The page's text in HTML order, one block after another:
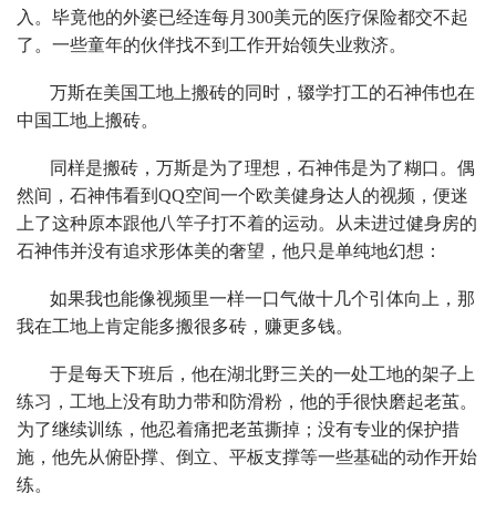
入。毕竟他的外婆已经连每月300美元的医疗保险都交不起
了。一些童年的伙伴找不到工作开始领失业救济。
万斯在美国工地上搬砖的同时，辍学打工的石神伟也在
中国工地上搬砖。
同样是搬砖，万斯是为了理想，石神伟是为了糊口。偶
然间，石神伟看到QQ空间一个欧美健身达人的视频，便迷
上了这种原本跟他八竿子打不着的运动。从未进过健身房的
石神伟并没有追求形体美的奢望，他只是单纯地幻想：
如果我也能像视频里一样一口气做十几个引体向上，那
我在工地上肯定能多搬很多砖，赚更多钱。
于是每天下班后，他在湖北野三关的一处工地的架子上
练习，工地上没有助力带和防滑粉，他的手很快磨起老茧。
为了继续训练，他忍着痛把老茧撕掉；没有专业的保护措
施，他先从俯卧撑、倒立、平板支撑等一些基础的动作开始
练。